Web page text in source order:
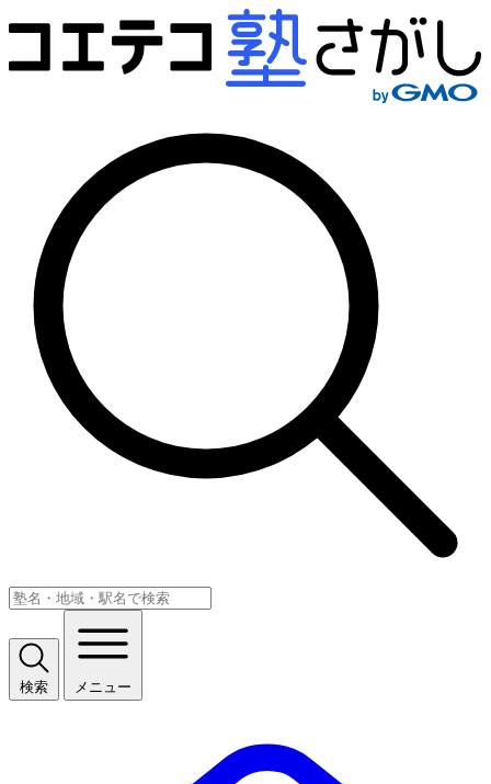
検索 メニュー